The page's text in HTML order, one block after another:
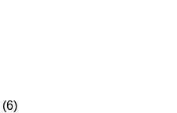
(6)